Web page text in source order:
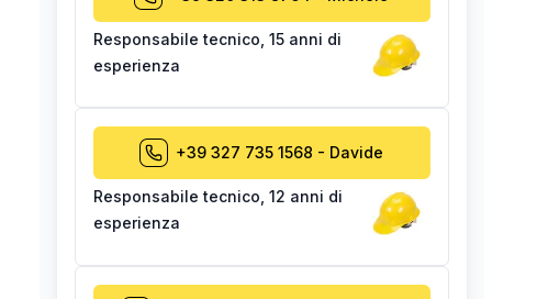
Responsabile tecnico 15 anni di
esperienza
+39 327 735 1568 - Davide
Responsabile tecnico 12 anni di
esperienza